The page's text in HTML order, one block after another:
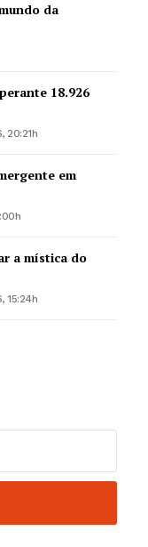
da
18.926
20:21h
em
a mística do
15:24h